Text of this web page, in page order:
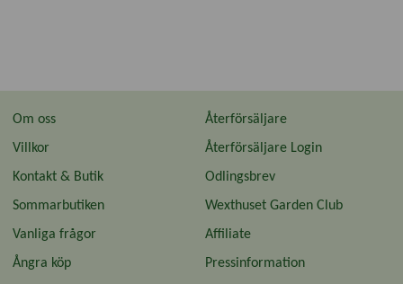
Om oss
Villkor
Kontakt & Butik
Sommarbutiken
Vanliga frågor
Ångra köp
Återförsäljare
Återförsäljare Login
Odlingsbrev
Wexthuset Garden Club
Affiliate
Pressinformation